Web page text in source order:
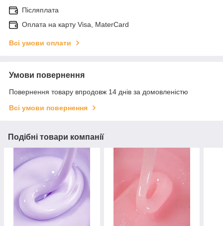
Післяплата
Оплата на карту Visa, MaterCard
Всі умови оплати
Умови повернення
Повернення товару впродовж 14 днів за домовленістю
Всі умови повернення
Подібні товари компанії